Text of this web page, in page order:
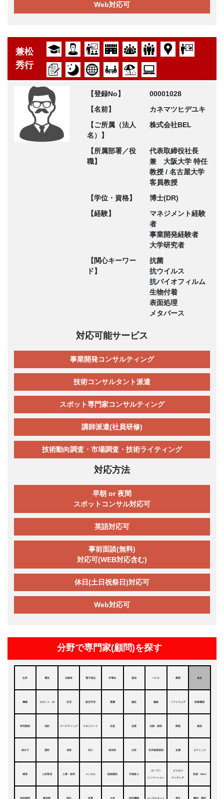
Web対応可
兼松
秀行
【登録No】
00001028
【名前】
カネマツヒデユキ
【ご所属（法人
名）】
株式会社BEL
【所属部署／役
職】
代表取締役社長
兼 大阪大学 特任
教授 / 名古屋大学
客員教授
【学位・資格】
博士(DR)
【経験】
マネジメント経験
者
事業開発経験者
大学研究者
【関心キーワー
ド】
抗菌
抗ウイルス
抗バイオフィルム
生物付着
表面処理
メタバース
対応可能サービス
事業開発コンサルティング
技術コンサルタント派遣
スポット専門家コンサルティング
講師派遣(社員研修)
技術動向調査・市場調査・技術ライティング
対応方法
早朝 or 夜間
スポットコンサル対応可
英語対応可
事前面談(無料)
対応可(WEB対応含む)
休日(土日祝祭日)対応可
Web対応可
分野で専門家(顧問)を探す
化学 電気 自動車 電子部品 半導体 通信 バイオ 農業 食品
機械 ロボット・AI 住宅 航空宇宙 重機 建設 繊維 ソフトウェア 医療機器
研究開発 知財 マーケティング マネジメント 生産 品質 法務・規制 調達 物流
高分子 塗料 成形 加工 添加剤 分析 化学物質規制 金属 セラミック
環境 人材育成 人事・採用 メンタル 販路開拓 市場参入
オープン
イノベーション
ビジネス
マッチング
投資・M&A
技術顧問 製造業 商社 流通 大学 研究機関 コンサルタント 歴史 翻訳・通訳